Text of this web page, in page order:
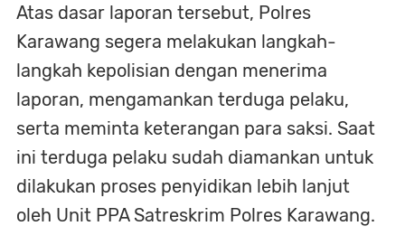
Atas dasar laporan tersebut, Polres
Karawang segera melakukan langkah-
langkah kepolisian dengan menerima
laporan, mengamankan terduga pelaku,
serta meminta keterangan para saksi. Saat
ini terduga pelaku sudah diamankan untuk
dilakukan proses penyidikan lebih lanjut
oleh Unit PPA Satreskrim Polres Karawang.